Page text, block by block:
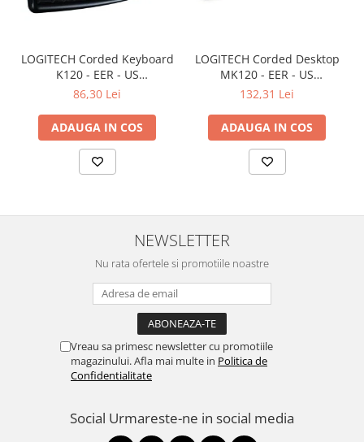
LOGITECH Corded Keyboard
K120 - EER - US
International layout
86,30 Lei
ADAUGA IN COS
LOGITECH Corded Desktop
MK120 - EER - US
International layout
132,31 Lei
ADAUGA IN COS
NEWSLETTER
Nu rata ofertele si promotiile noastre
Vreau sa primesc newsletter cu promotiile
magazinului. Afla mai multe in Politica de
Confidentialitate
Social Urmareste-ne in social media